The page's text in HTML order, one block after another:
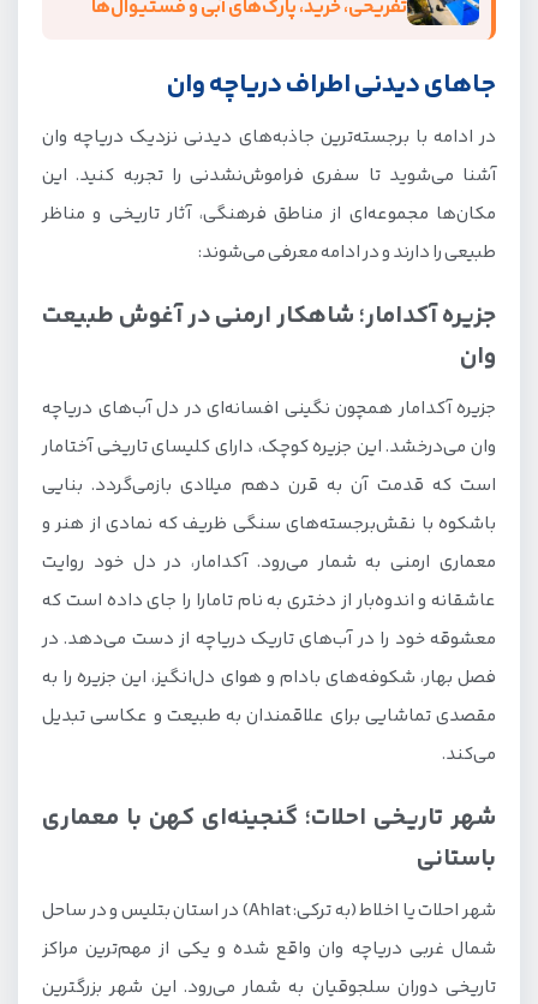
تفریحی، خرید، پارک‌های آبی و فستیوال‌ها
جاهای دیدنی اطراف دریاچه وان
در ادامه با برجسته‌ترین جاذبه‌های دیدنی نزدیک دریاچه وان
آشنا می‌شوید تا سفری فراموش‌نشدنی را تجربه کنید. این
مکان‌ها مجموعه‌ای از مناطق فرهنگی، آثار تاریخی و مناظر
طبیعی را دارند و در ادامه معرفی می‌شوند:
جزیره آکدامار؛ شاهکار ارمنی در آغوش طبیعت
وان
جزیره آکدامار همچون نگینی افسانه‌ای در دل آب‌های دریاچه
وان می‌درخشد. این جزیره کوچک، دارای کلیسای تاریخی آختامار
است که قدمت آن به قرن دهم میلادی بازمی‌گردد. بنایی
باشکوه با نقش‌برجسته‌های سنگی ظریف که نمادی از هنر و
معماری ارمنی به شمار می‌رود. آکدامار، در دل خود روایت
عاشقانه و اندوه‌بار از دختری به نام تامارا را جای داده است که
معشوقه خود را در آب‌های تاریک دریاچه از دست می‌دهد. در
فصل بهار، شکوفه‌های بادام و هوای دل‌انگیز، این جزیره را به
مقصدی تماشایی برای علاقمندان به طبیعت و عکاسی تبدیل
می‌کند.
شهر تاریخی احلات؛ گنجینه‌ای کهن با معماری
باستانی
شهر احلات یا اخلاط (به ترکی: Ahlat) در استان بتلیس و در ساحل
شمال غربی دریاچه وان واقع شده و یکی از مهم‌ترین مراکز
تاریخی دوران سلجوقیان به شمار می‌رود. این شهر بزرگترین